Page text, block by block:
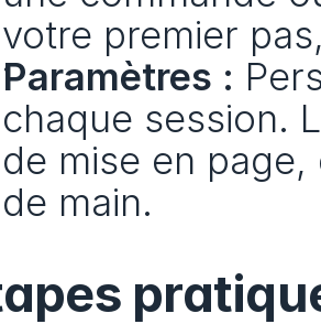
votre premier
Paramètres :
chaque session.
de mise en
de main.